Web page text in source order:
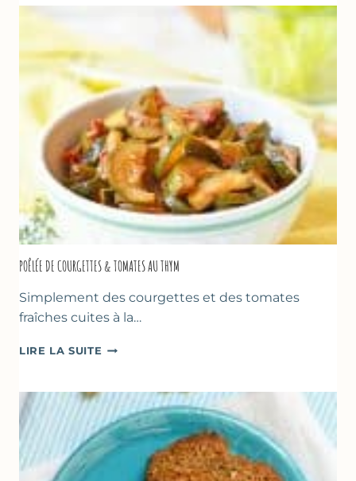
POÊLÉE DE COURGETTES & TOMATES AU THYM
Simplement des courgettes et des tomates
fraîches cuites à la…
LIRE LA SUITE POÊLÉE
&
TOMATES
AU
THYM